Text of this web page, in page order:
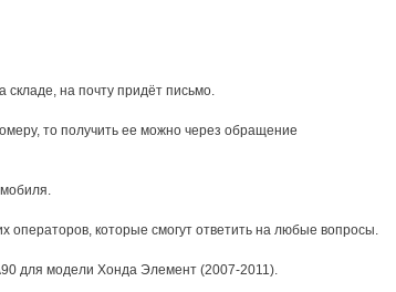
складе, на почту придёт письмо.
то получить ее можно через обращение
операторов, которые смогут ответить на любые вопросы.
для модели Хонда Элемент (2007-2011).